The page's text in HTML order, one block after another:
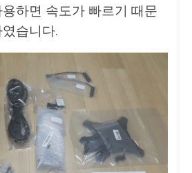
하면 속도가 빠르기 때문
습니다.